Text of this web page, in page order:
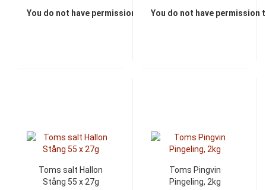
You do not have permission to view the prices
You do not have permission
Toms salt Hallon
Stång 55 x 27g
Toms Pingvin
Pingeling, 2kg